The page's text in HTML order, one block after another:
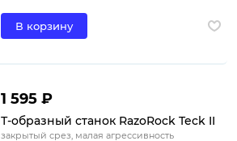
В корзину
1 595 ₽
Т-образный станок RazoRock Teck II
закрытый срез, малая агрессивность